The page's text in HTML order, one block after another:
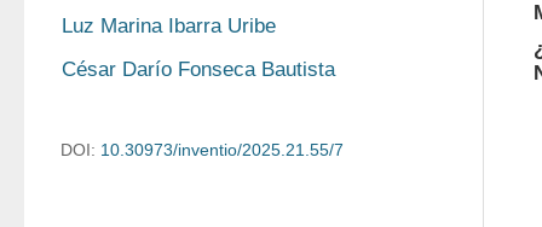
Luz Marina Ibarra Uribe
César Darío Fonseca Bautista
DOI: 10.30973/inventio/2025.21.55/7